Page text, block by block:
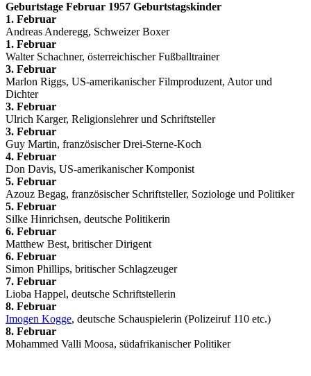
Geburtstage Februar 1957 Geburtstagskinder
1. Februar
Andreas Anderegg, Schweizer Boxer
1. Februar
Walter Schachner, österreichischer Fußballtrainer
3. Februar
Marlon Riggs, US-amerikanischer Filmproduzent, Autor und
Dichter
3. Februar
Ulrich Karger, Religionslehrer und Schriftsteller
3. Februar
Guy Martin, französischer Drei-Sterne-Koch
4. Februar
Don Davis, US-amerikanischer Komponist
5. Februar
Azouz Begag, französischer Schriftsteller, Soziologe und Politiker
5. Februar
Silke Hinrichsen, deutsche Politikerin
6. Februar
Matthew Best, britischer Dirigent
6. Februar
Simon Phillips, britischer Schlagzeuger
7. Februar
Lioba Happel, deutsche Schriftstellerin
8. Februar
Imogen Kogge, deutsche Schauspielerin (Polizeiruf 110 etc.)
8. Februar
Mohammed Valli Moosa, südafrikanischer Politiker